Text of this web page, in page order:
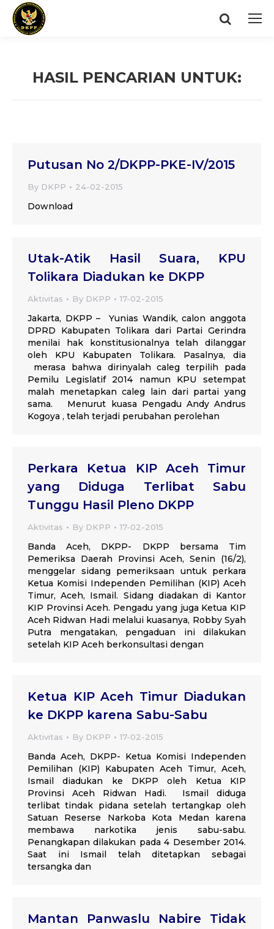
Search:
HASIL PENCARIAN UNTUK:
Putusan No 2/DKPP-PKE-IV/2015
By DKPP 24-02-2015
Download
Utak-Atik Hasil Suara, KPU
Tolikara Diadukan ke DKPP
Aktivitas By DKPP 17-02-2015
Jakarta, DKPP – Yunias Wandik, calon anggota
DPRD Kabupaten Tolikara dari Partai Gerindra
menilai hak konstitusionalnya telah dilanggar
oleh KPU Kabupaten Tolikara. Pasalnya, dia
merasa bahwa dirinyalah caleg terpilih pada
Pemilu Legislatif 2014 namun KPU setempat
malah menetapkan caleg lain dari partai yang
sama. Menurut kuasa Pengadu Andy Andrus
Kogoya , telah terjadi perubahan perolehan
Perkara Ketua KIP Aceh Timur
yang Diduga Terlibat Sabu
Tunggu Hasil Pleno DKPP
Aktivitas By DKPP 17-02-2015
Banda Aceh, DKPP- DKPP bersama Tim
Pemeriksa Daerah Provinsi Aceh, Senin (16/2),
menggelar sidang pemeriksaan untuk perkara
Ketua Komisi Independen Pemilihan (KIP) Aceh
Timur, Aceh, Ismail. Sidang diadakan di Kantor
KIP Provinsi Aceh. Pengadu yang juga Ketua KIP
Aceh Ridwan Hadi melalui kuasanya, Robby Syah
Putra mengatakan, pengaduan ini dilakukan
setelah KIP Aceh berkonsultasi dengan
Ketua KIP Aceh Timur Diadukan
ke DKPP karena Sabu-Sabu
Aktivitas By DKPP 17-02-2015
Banda Aceh, DKPP- Ketua Komisi Independen
Pemilihan (KIP) Kabupaten Aceh Timur, Aceh,
Ismail diadukan ke DKPP oleh Ketua KIP
Provinsi Aceh Ridwan Hadi. Ismail diduga
terlibat tindak pidana setelah tertangkap oleh
Satuan Reserse Narkoba Kota Medan karena
membawa narkotika jenis sabu-sabu.
Penangkapan dilakukan pada 4 Desember 2014.
Saat ini Ismail telah ditetapkan sebagai
tersangka dan
Mantan Panwaslu Nabire Tidak